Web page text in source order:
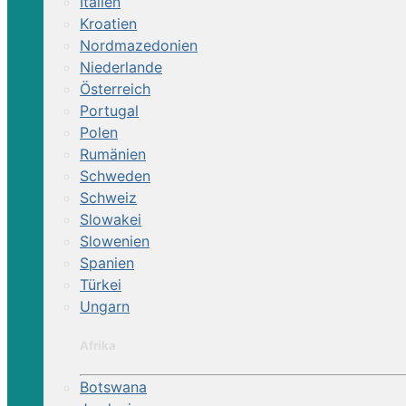
Kroatien
Nordmazedonien
Niederlande
Österreich
Portugal
Polen
Rumänien
Schweden
Schweiz
Slowakei
Slowenien
Spanien
Türkei
Ungarn
Botswana
programme
familien
Ergebnisse anzeigen
Reiterfahrung